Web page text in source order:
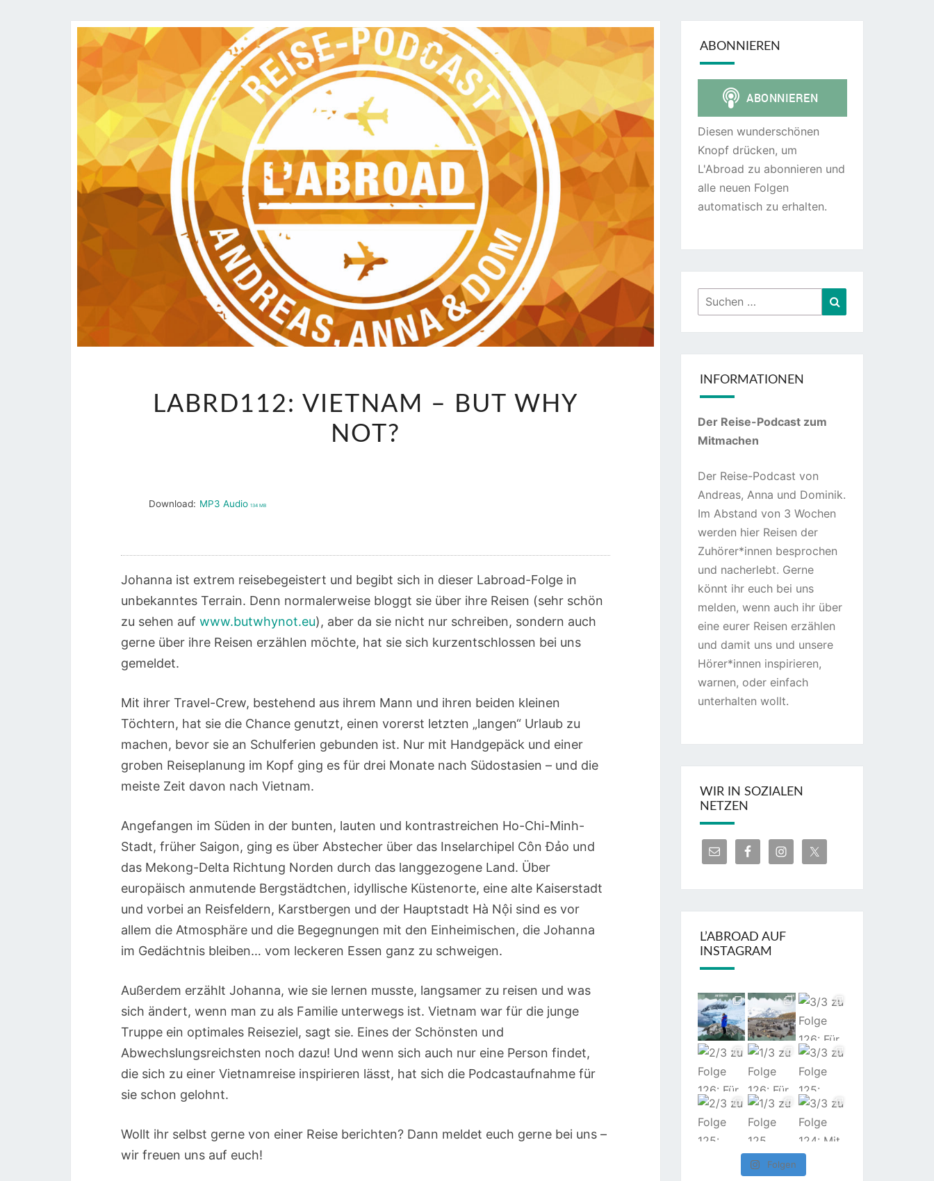
VIETNAM
–
LABRD112: VIETNAM – BUT WHY
NOT?
Download: MP3 Audio 134 MB
Johanna ist extrem reisebegeistert und begibt sich in dieser Labroad-Folge in
unbekanntes Terrain. Denn normalerweise bloggt sie über ihre Reisen (sehr schön
zu sehen auf www.butwhynot.eu), aber da sie nicht nur schreiben, sondern auch
gerne über ihre Reisen erzählen möchte, hat sie sich kurzentschlossen bei uns
gemeldet.
Mit ihrer Travel-Crew, bestehend aus ihrem Mann und ihren beiden kleinen
Töchtern, hat sie die Chance genutzt, einen vorerst letzten „langen“ Urlaub zu
machen, bevor sie an Schulferien gebunden ist. Nur mit Handgepäck und einer
groben Reiseplanung im Kopf ging es für drei Monate nach Südostasien – und die
meiste Zeit davon nach Vietnam.
Angefangen im Süden in der bunten, lauten und kontrastreichen Ho-Chi-Minh-
Stadt, früher Saigon, ging es über Abstecher über das Inselarchipel Côn Đảo und
das Mekong-Delta Richtung Norden durch das langgezogene Land. Über
europäisch anmutende Bergstädtchen, idyllische Küstenorte, eine alte Kaiserstadt
und vorbei an Reisfeldern, Karstbergen und der Hauptstadt Hà Nội sind es vor
allem die Atmosphäre und die Begegnungen mit den Einheimischen, die Johanna
im Gedächtnis bleiben… vom leckeren Essen ganz zu schweigen.
Außerdem erzählt Johanna, wie sie lernen musste, langsamer zu reisen und was
sich ändert, wenn man zu als Familie unterwegs ist. Vietnam war für die junge
Truppe ein optimales Reiseziel, sagt sie. Eines der Schönsten und
Abwechslungsreichsten noch dazu! Und wenn sich auch nur eine Person findet,
die sich zu einer Vietnamreise inspirieren lässt, hat sich die Podcastaufnahme für
sie schon gelohnt.
Wollt ihr selbst gerne von einer Reise berichten? Dann meldet euch gerne bei uns –
wir freuen uns auf euch!
ABONNIEREN
Diesen wunderschönen
Knopf drücken, um
L'Abroad zu abonnieren und
alle neuen Folgen
automatisch zu erhalten.
Suchen
nach:
INFORMATIONEN
Der Reise-Podcast zum
Mitmachen
Der Reise-Podcast von
Andreas, Anna und Dominik.
Im Abstand von 3 Wochen
werden hier Reisen der
Zuhörer*innen besprochen
und nacherlebt. Gerne
könnt ihr euch bei uns
melden, wenn auch ihr über
eine eurer Reisen erzählen
und damit uns und unsere
Hörer*innen inspirieren,
warnen, oder einfach
unterhalten wollt.
WIR IN SOZIALEN
NETZEN
L’ABROAD AUF
INSTAGRAM
Folgen